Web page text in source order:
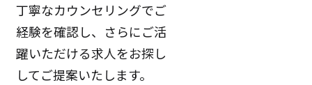
丁寧なカウンセリングでご
経験を確認し、さらにご活
躍いただける求人をお探し
してご提案いたします。